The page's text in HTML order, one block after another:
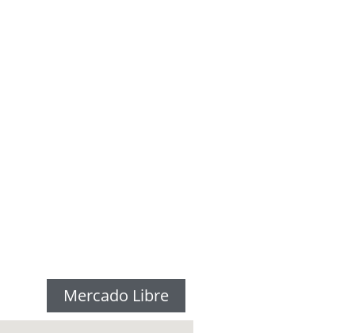
Mercado Libre